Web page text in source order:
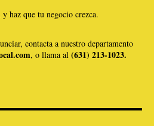
haz que tu negocio crezca.
contacta a nuestro departamento
, o llama al (631) 213-1023.